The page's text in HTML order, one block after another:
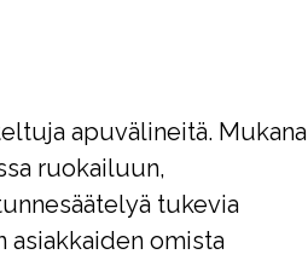
apuvälineitä. Mukana
ruokailuun,
tukevia
asiakkaiden omista